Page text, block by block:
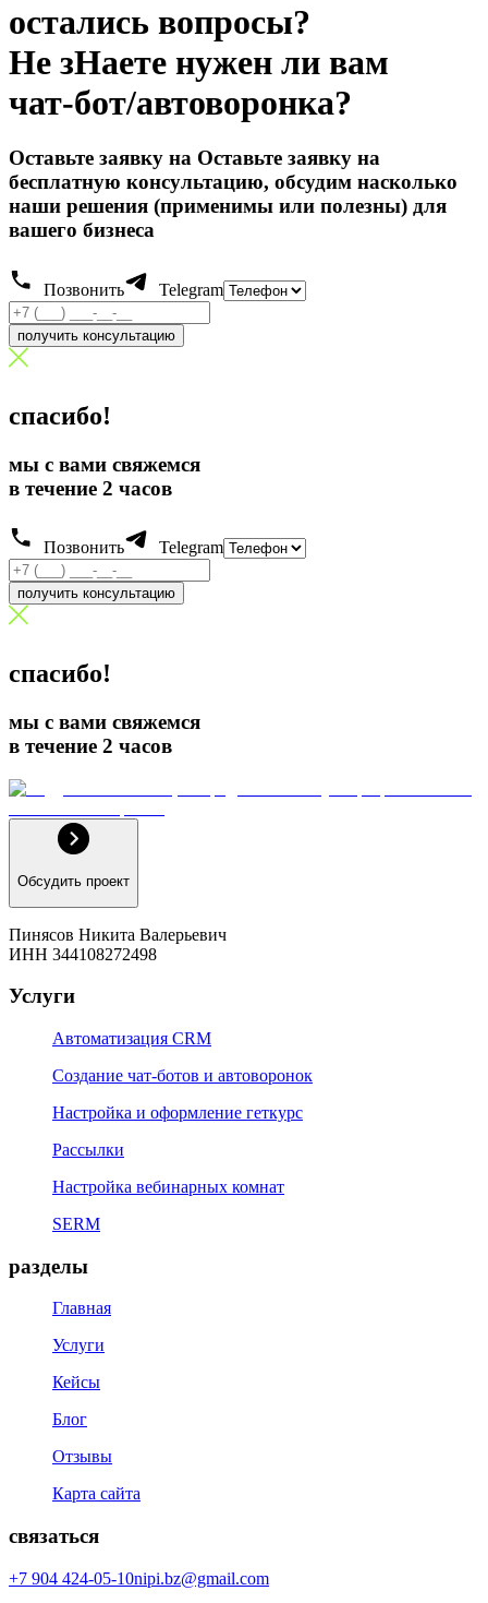
остались вопросы?
Не зHаете нужен ли вам
чат-бот/автоворонка?
Оставьте заявку на Оставьте заявку на
бесплатную консультацию, обсудим насколько
наши решения (применимы или полезны) для
вашего бизнеса
Позвонить Telegram
получить консультацию
спасибо!
мы с вами свяжемся
в течение 2 часов
Позвонить Telegram
получить консультацию
спасибо!
мы с вами свяжемся
в течение 2 часов
Обсудить проект
Пинясов Никита Валерьевич
ИНН 344108272498
Услуги
Автоматизация CRM
Создание чат-ботов и автоворонок
Настройка и оформление геткурс
Рассылки
Настройка вебинарных комнат
SERM
разделы
Главная
Услуги
Кейсы
Блог
Отзывы
Карта сайта
связаться
+7 904 424-05-10nipi.bz@gmail.com